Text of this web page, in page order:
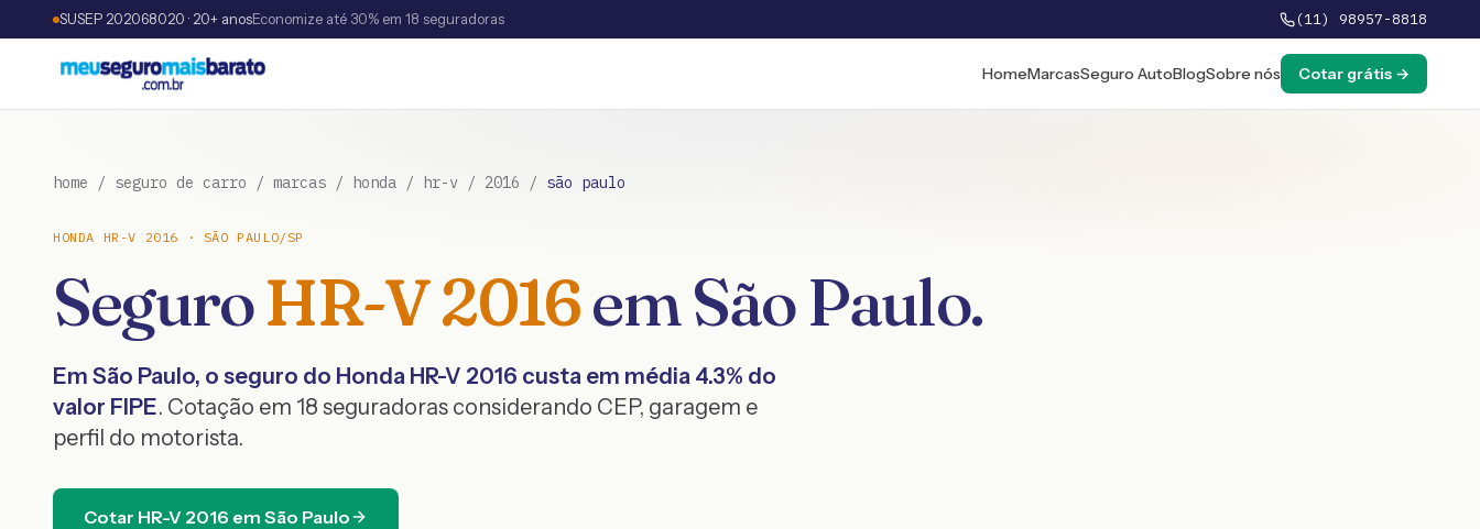
SUSEP 202068020 · 20+ anosEconomize até 30% em 18 seguradoras (11) 98957-8818
HomeMarcasSeguro AutoBlogSobre nós Cotar grátis →
home / seguro de carro / marcas / honda / hr-v / 2016 / são paulo
HONDA HR-V 2016 · SÃO PAULO/SP
SeguroHR-V2016emSão Paulo.
Em São Paulo, o seguro do Honda HR-V 2016 custa em média 4.3% do
valor FIPE. Cotação em 18 seguradoras considerando CEP, garagem e
perfil do motorista.
Cotar HR-V 2016 em São Paulo